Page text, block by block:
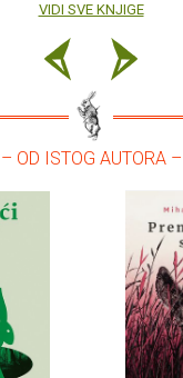
VIDI SVE KNJIGE
– OD ISTOG AUTORA –